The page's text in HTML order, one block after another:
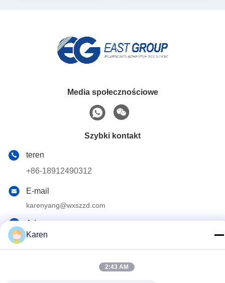
Media społecznościowe
Szybki kontakt
teren
+86-18912490312
E-mail
karenyang@wxszzd.com
Adres
Pokój 701-702, nr 16 Huayun Road, Strefa Rozwoju
Karen
2:43 AM